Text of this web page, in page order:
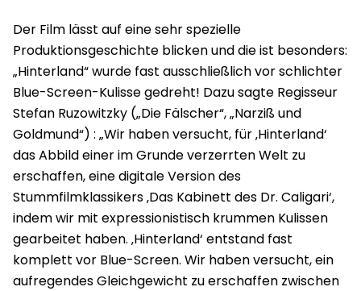
Der Film lässt auf eine sehr spezielle
Produktionsgeschichte blicken und die ist besonders:
„Hinterland“ wurde fast ausschließlich vor schlichter
Blue-Screen-Kulisse gedreht! Dazu sagte Regisseur
Stefan Ruzowitzky („Die Fälscher“, „Narziß und
Goldmund“) : „Wir haben versucht, für ‚Hinterland‘
das Abbild einer im Grunde verzerrten Welt zu
erschaffen, eine digitale Version des
Stummfilmklassikers ‚Das Kabinett des Dr. Caligari‘,
indem wir mit expressionistisch krummen Kulissen
gearbeitet haben. ‚Hinterland‘ entstand fast
komplett vor Blue-Screen. Wir haben versucht, ein
aufregendes Gleichgewicht zu erschaffen zwischen